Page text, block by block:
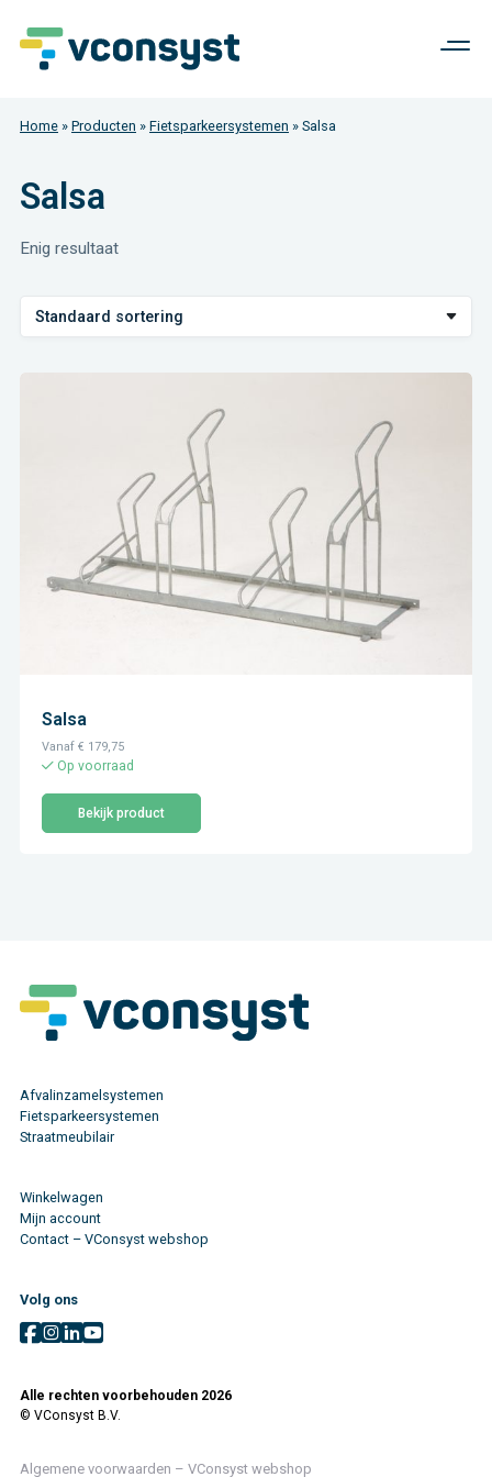
Home » Producten » Fietsparkeersystemen » Salsa
Salsa
Enig resultaat
Salsa
Vanaf € 179,75
Op voorraad
Bekijk product
Afvalinzamelsystemen
Fietsparkeersystemen
Straatmeubilair
Winkelwagen
Mijn account
Contact – VConsyst webshop
Volg ons
Alle rechten voorbehouden 2026
© VConsyst B.V.
Algemene voorwaarden – VConsyst webshop